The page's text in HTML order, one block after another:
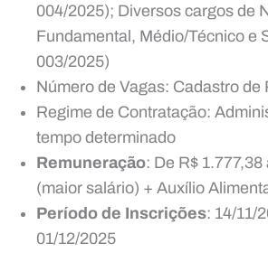
004/2025); Diversos cargos de
Fundamental, Médio/Técnico e
003/2025)
Número de Vagas: Cadastro de
Regime de Contratação:
tempo determinado
Remuneração: De R$
(maior salário) + Auxílio
Período de Inscrições: 14/11/
01/12/2025